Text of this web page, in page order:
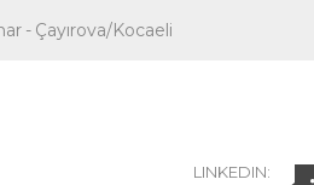
- Çayırova/Kocaeli
LINKEDIN: